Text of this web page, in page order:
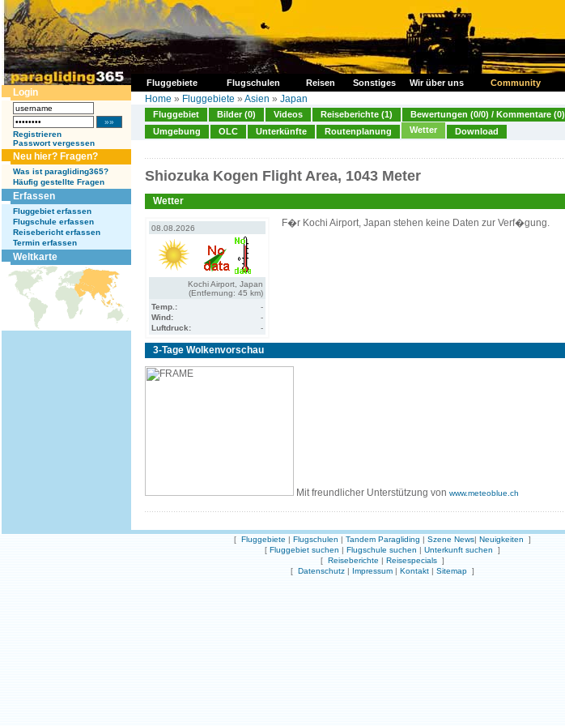
Fluggebiete Flugschulen Reisen Sonstiges Wir über uns Community
Login
Registrieren
Passwort vergessen
Neu hier? Fragen?
Was ist paragliding365?
Häufig gestellte Fragen
Erfassen
Fluggebiet erfassen
Flugschule erfassen
Reisebericht erfassen
Termin erfassen
Weltkarte
Home » Fluggebiete » Asien » Japan
Fluggebiet Bilder (0) Videos Reiseberichte (1)
Bewertungen (0/0) / Kommentare (0)
Umgebung
OLC Unterkünfte Routenplanung Wetter Download
Shiozuka Kogen Flight Area, 1043 Meter
Wetter
08.08.2026
Kochi Airport, Japan
(Entfernung: 45 km)
Temp.:
-
Wind:
-
Luftdruck:
-
F�r Kochi Airport, Japan stehen keine Daten zur Verf�gung.
3-Tage Wolkenvorschau
Mit freundlicher Unterstützung von www.meteoblue.ch
[ Fluggebiete | Flugschulen | Tandem Paragliding | Szene News| Neuigkeiten ]
[ Fluggebiet suchen | Flugschule suchen | Unterkunft suchen ]
[ Reiseberichte | Reisespecials ]
[ Datenschutz | Impressum | Kontakt | Sitemap ]